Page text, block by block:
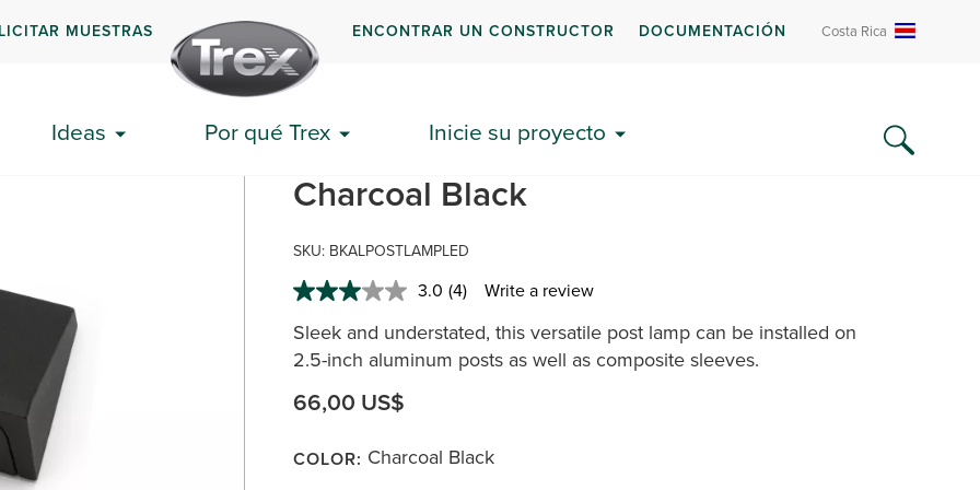
MUESTRAS ENCONTRAR UN CONSTRUCTOR DOCUMENTACIÓN Costa Rica
Ideas Por qué Trex Inicie su proyecto
barandilla de cuña para terraza
Trex® Wedge Deck Rail Light -
Charcoal Black
SKU: BKALPOSTLAMPLED
3.0 Read
Reviews.
Same
page
(4) Write a review
Sleek and understated, this versatile post lamp can be installed on
2.5-inch aluminum posts as well as composite sleeves.
66,00 US$
COLOR: Charcoal Black